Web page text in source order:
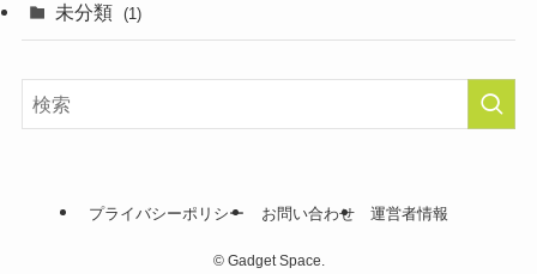
未分類 (1)
プライバシーポリシー お問い合わせ 運営者情報
©Gadget Space.